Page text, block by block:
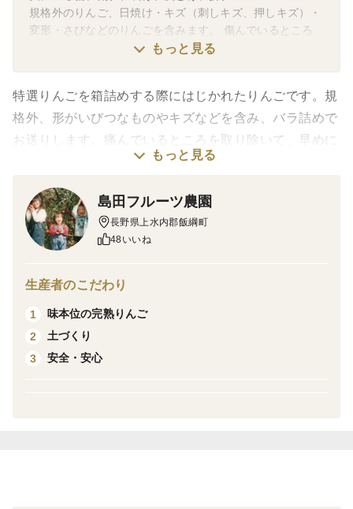
規格外のりんご、日焼け・キズ（刺しキズ、押しキズ）・
変形・さびなどのりんごを含みます。 傷んでいるところ
を取り除いて、お早めにお召し上がりください。
もっと見る
特選りんごを箱詰めする際にはじかれたりんごです。規
格外、形がいびつなものやキズなどを含み、バラ詰めで
お送りします。痛んでいるところを取り除いて、早めに
お召し上がりください。
定期販売になります。
もっと見る
島田フルーツ農園
長野県上水内郡飯綱町
48いいね
生産者のこだわり
1
味本位の完熟りんご
2
土づくり
3
安全・安心